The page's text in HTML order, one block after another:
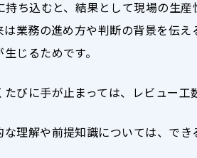
ち込むと、結果として現場の生産
業務の進め方や判断の背景を伝え
じるためです。
びに手が止まっては、レビュー工
理解や前提知識については、で